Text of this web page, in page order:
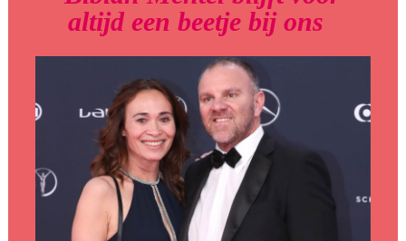
altijd een beetje bij ons